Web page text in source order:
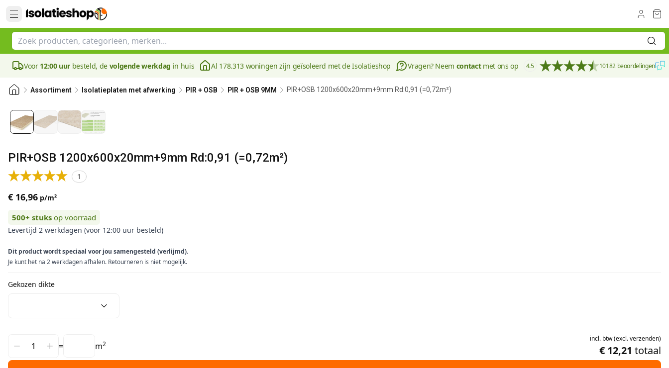
Voor 12:00 uur besteld, de volgende werkdag in huis Al 178.313 woningen zijn geïsoleerd met de Isolatieshop Vragen? Neem contactmet ons op 4.5 10182 beoordelingen
Assortiment Isolatieplaten met afwerking PIR + OSB PIR + OSB 9MM PIR+OSB 1200x600x20mm+9mm Rd:0,91 (=0,72m²)
PIR+OSB 1200x600x20mm+9mm Rd:0,91 (=0,72m²)
1
€ 16,96 p/m²
500+ stuks op voorraad
Levertijd 2 werkdagen (voor 12:00 uur besteld)
Dit product wordt speciaal voor jou samengesteld (verlijmd).
Je kunt het na 2 werkdagen afhalen. Retourneren is niet mogelijk.
Gekozen dikte
= m2
incl. btw(excl.verzenden)
€ 12,21 totaal